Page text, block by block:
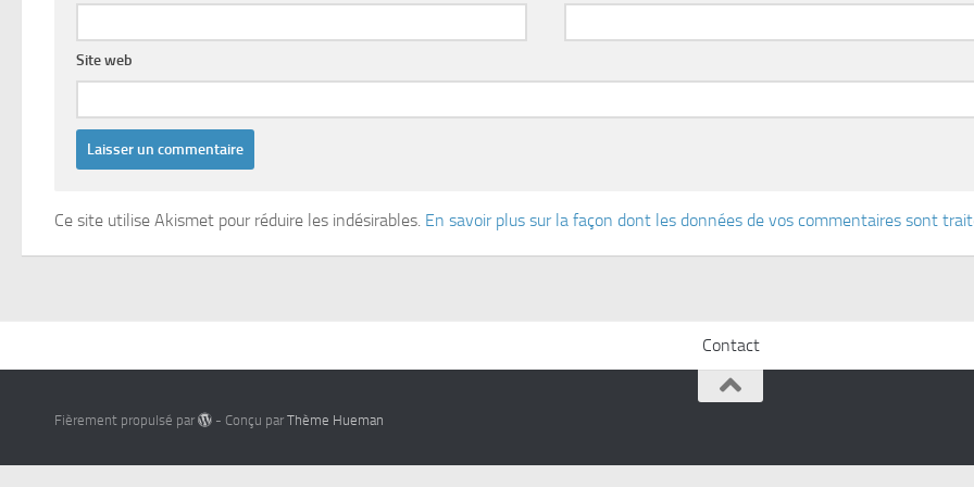
Site web
Ce site utilise Akismet pour réduire les indésirables. En savoir plus sur la façon dont les données de vos commentaires sont
Contact
Fièrement propulsé par - Conçu parThème Hueman